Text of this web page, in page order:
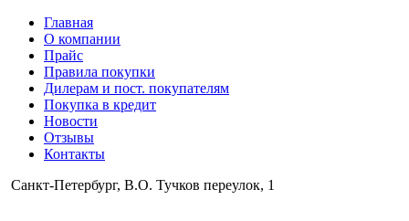
Главная
О компании
Прайс
Правила покупки
Дилерам и пост. покупателям
Покупка в кредит
Новости
Отзывы
Контакты
Санкт-Петербург, В.О. Тучков переулок, 1